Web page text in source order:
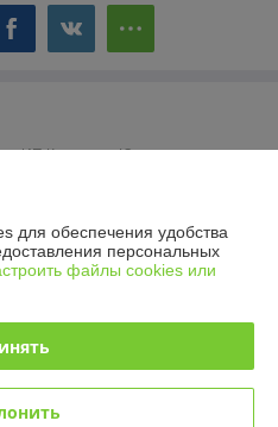
ИП Кошелева Юлия
Беларусь, г. Минск,
для обеспечения удобства
персональных
файлы cookies или